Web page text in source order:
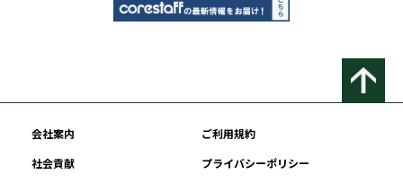
会社案内
ご利用規約
社会貢献
プライバシーポリシー